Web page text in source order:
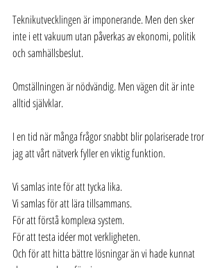
Teknikutvecklingen är imponerande. Men den sker
inte i ett vakuum utan påverkas av ekonomi, politik
och samhällsbeslut.
Omställningen är nödvändig. Men vägen dit är inte
alltid självklar.
I en tid när många frågor snabbt blir polariserade tror
jag att vårt nätverk fyller en viktig funktion.
Vi samlas inte för att tycka lika.
Vi samlas för att lära tillsammans.
För att förstå komplexa system.
För att testa idéer mot verkligheten.
Och för att hitta bättre lösningar än vi hade kunnat